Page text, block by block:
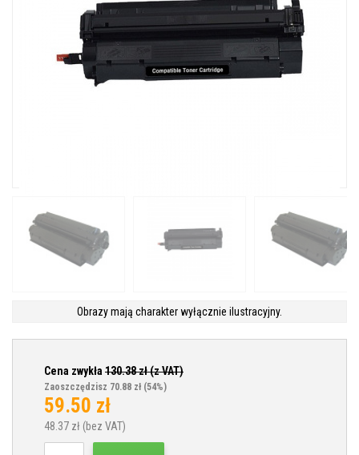
Obrazy mają charakter wyłącznie ilustracyjny.
Cena zwykła 130.38zł (z VAT)
Zaoszczędzisz 70.88 zł (54%)
59.50 zł
48.37 zł (bez VAT)